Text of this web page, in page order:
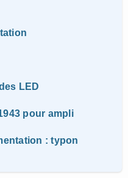
LED
pour ampli
: typon